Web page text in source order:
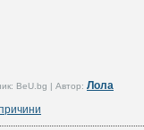
BeU.bg | Автор: Лола